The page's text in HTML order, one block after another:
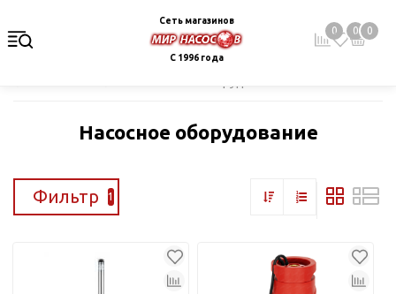
Сеть магазинов
С 1996 года
0 0 0
Насосное оборудование
Фильтр 1